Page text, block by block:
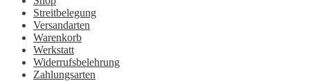
Streitbelegung
Versandarten
Warenkorb
Werkstatt
Widerrufsbelehrung
Zahlungsarten